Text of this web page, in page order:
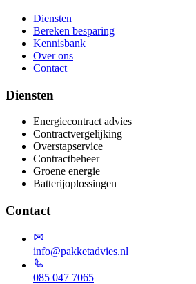
Diensten
Bereken besparing
Kennisbank
Over ons
Contact
Diensten
Energiecontract advies
Contractvergelijking
Overstapservice
Contractbeheer
Groene energie
Batterijoplossingen
Contact
info@pakketadvies.nl
085 047 7065